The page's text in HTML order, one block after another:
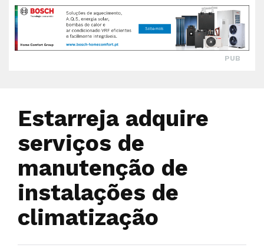
PUB
Estarreja adquire
serviços de
manutenção de
instalações de
climatização